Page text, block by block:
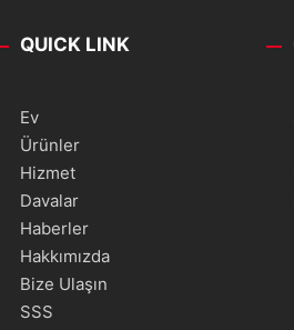
QUICK LINK
Ev
Ürünler
Hizmet
Davalar
Haberler
Hakkımızda
Bize Ulaşın
SSS